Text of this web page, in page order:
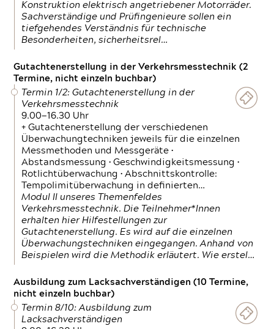
Konstruktion elektrisch angetriebener Motorräder.
Sachverständige und Prüfingenieure sollen ein
tiefgehendes Verständnis für technische
Besonderheiten, sicherheitsrel…
Gutachtenerstellung in der Verkehrsmesstechnik (2
Termine, nicht einzeln buchbar)
Termin 1/2: Gutachtenerstellung in der
Verkehrsmesstechnik
9.00—16.30 Uhr
+ Gutachtenerstellung der verschiedenen
Überwachungtechniken jeweils für die einzelnen
Messmethoden und Messgeräte •
Abstandsmessung • Geschwindigkeitsmessung •
Rotlichtüberwachung • Abschnittskontrolle:
Tempolimitüberwachung in definierten…
Modul II unseres Themenfeldes
Verkehrsmesstechnik. Die Teilnehmer*Innen
erhalten hier Hilfestellungen zur
Gutachtenerstellung. Es wird auf die einzelnen
Überwachungstechniken eingegangen. Anhand von
Beispielen wird die Methodik erläutert. Wie erstel…
Ausbildung zum Lacksachverständigen (10 Termine,
nicht einzeln buchbar)
Termin 8/10: Ausbildung zum
Lacksachverständigen